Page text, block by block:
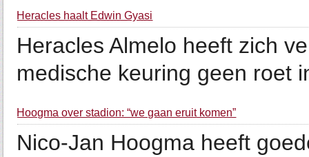
Heracles haalt Edwin Gyasi
Heracles Almelo heeft zich
medische keuring geen roet
Hoogma over stadion: “we gaan eruit komen”
Nico-Jan Hoogma heeft